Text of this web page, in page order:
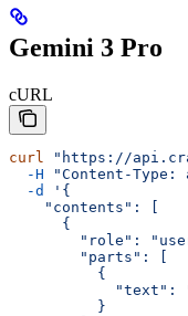
Gemini 3 Pro
cURL
curl
"https://
  -H
"Content-
  -d
'{
    "contents": [
      {
"role":
        "parts": [
          {
"text":
          }